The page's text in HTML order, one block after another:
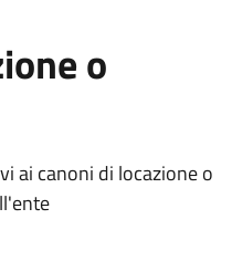
o
ai canoni di locazione o